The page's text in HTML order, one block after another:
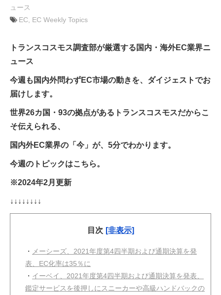
ュース
EC EC Weekly Topics
トランスコスモス調査部が厳選する国内・海外EC業界ニ
ュース
今週も国内外問わずEC市場の動きを、ダイジェストでお
届けします。
世界26カ国・93の拠点があるトランスコスモスだからこ
そ伝えられる、
国内外EC業界の「今」が、5分でわかります。
今週のトピックはこちら。
※2024年2月更新
↓↓↓↓↓↓↓↓
目次 [非表示]
・ メーシーズ、2021年度第4四半期および通期決算を発
表、EC化率は35％に
・ イーベイ、2021年度第4四半期および通期決算を発表、
鑑定サービスを後押しにスニーカーや高級ハンドバックの